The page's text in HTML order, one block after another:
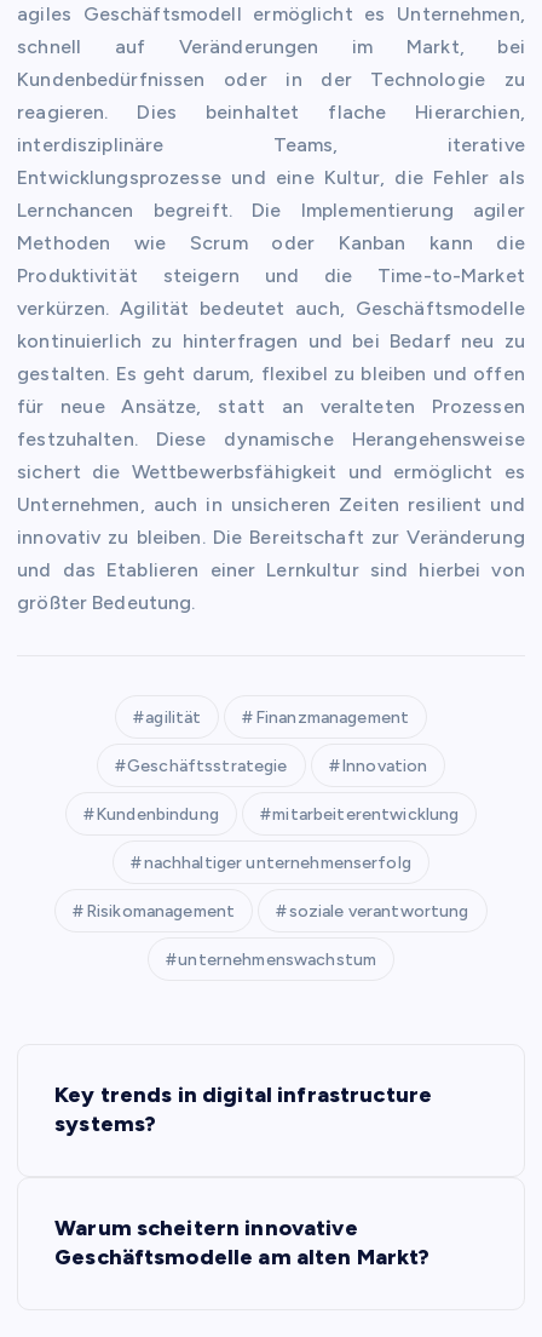
agiles Geschäftsmodell ermöglicht es Unternehmen,
schnell auf Veränderungen im Markt, bei
Kundenbedürfnissen oder in der Technologie zu
reagieren. Dies beinhaltet flache Hierarchien,
interdisziplinäre Teams, iterative
Entwicklungsprozesse und eine Kultur, die Fehler als
Lernchancen begreift. Die Implementierung agiler
Methoden wie Scrum oder Kanban kann die
Produktivität steigern und die Time-to-Market
verkürzen. Agilität bedeutet auch, Geschäftsmodelle
kontinuierlich zu hinterfragen und bei Bedarf neu zu
gestalten. Es geht darum, flexibel zu bleiben und offen
für neue Ansätze, statt an veralteten Prozessen
festzuhalten. Diese dynamische Herangehensweise
sichert die Wettbewerbsfähigkeit und ermöglicht es
Unternehmen, auch in unsicheren Zeiten resilient und
innovativ zu bleiben. Die Bereitschaft zur Veränderung
und das Etablieren einer Lernkultur sind hierbei von
größter Bedeutung.
agilität Finanzmanagement
Geschäftsstrategie Innovation
Kundenbindung mitarbeiterentwicklung
nachhaltiger unternehmenserfolg
Risikomanagement soziale verantwortung
unternehmenswachstum
Key trends in digital infrastructure
systems?
Warum scheitern innovative
Geschäftsmodelle am alten Markt?